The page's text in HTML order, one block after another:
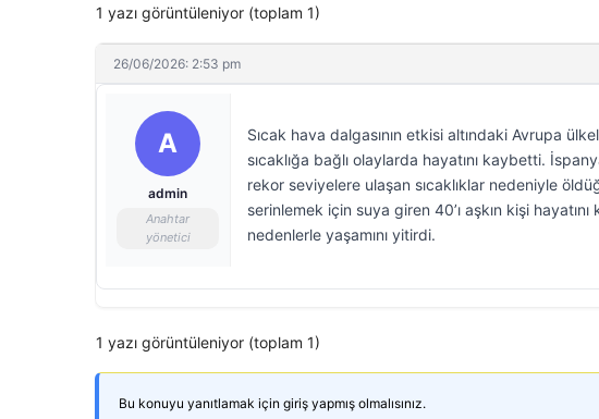
1 yazı görüntüleniyor (toplam 1)
26/06/2026: 2:53 pm
A
admin
Anahtar
yönetici
Sıcak hava dalgasının etkisi altındaki Avrupa
sıcaklığa bağlı olaylarda hayatını kaybetti.
rekor seviyelere ulaşan sıcaklıklar nedeniyle
serinlemek için suya giren 40’ı aşkın kişi
nedenlerle yaşamını yitirdi.
1 yazı görüntüleniyor (toplam 1)
Bu konuyu yanıtlamak için giriş yapmış olmalısınız.